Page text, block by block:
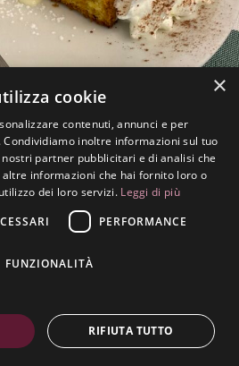
×
cookie
contenuti, annunci e per
inoltre informazioni sul tuo
partner pubblicitari e di analisi che
informazioni che hai fornito loro o
dei loro servizi. Leggi di più
PERFORMANCE
FUNZIONALITÀ
RIFIUTA TUTTO